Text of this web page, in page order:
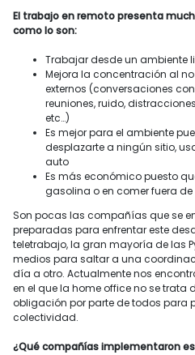
El trabajo en remoto presenta
como lo son:
Trabajar desde un ambiente
Mejora la concentración al
externos (conversaciones
reuniones, ruido,
etc…)
Es mejor para el ambiente
desplazarte a ningún sitio,
auto
Es más económico puesto
gasolina o en comer fuera
Son pocas las compañías que se
preparadas para enfrentar este
teletrabajo, la gran mayoría de las
medios para saltar a una
día a otro. Actualmente nos
en el que la home office no se trata
obligación por parte de todos para
colectividad.
¿Qué compañías implementaron